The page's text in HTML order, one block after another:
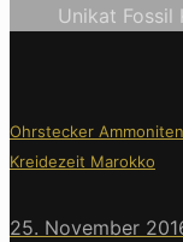
Unikat Fossil
Ohrstecker
Kreidezeit Marokko
25. November